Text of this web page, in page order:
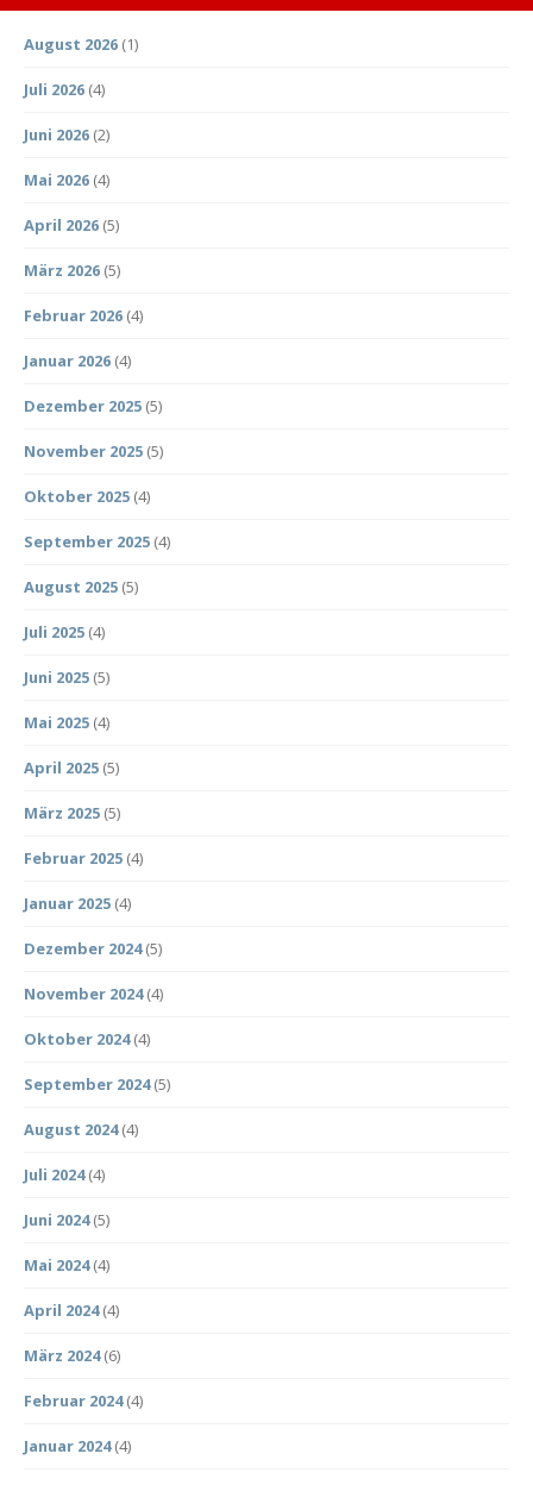
August 2026 (1)
Juli 2026 (4)
Juni 2026 (2)
Mai 2026 (4)
April 2026 (5)
März 2026 (5)
Februar 2026 (4)
Januar 2026 (4)
Dezember 2025 (5)
November 2025 (5)
Oktober 2025 (4)
September 2025 (4)
August 2025 (5)
Juli 2025 (4)
Juni 2025 (5)
Mai 2025 (4)
April 2025 (5)
März 2025 (5)
Februar 2025 (4)
Januar 2025 (4)
Dezember 2024(5)
November 2024(4)
Oktober 2024(4)
September 2024(5)
August 2024(4)
Juli 2024(4)
Juni 2024(5)
Mai 2024(4)
April 2024(4)
März 2024(6)
Februar 2024(4)
Januar 2024(4)